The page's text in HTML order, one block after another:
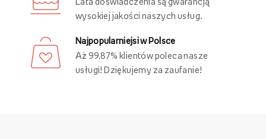
wysokiej jakości naszych usług.
Najpopularniejsi w Polsce
Aż 99,87% klientów poleca nasze
usługi! Dziękujemy za zaufanie!